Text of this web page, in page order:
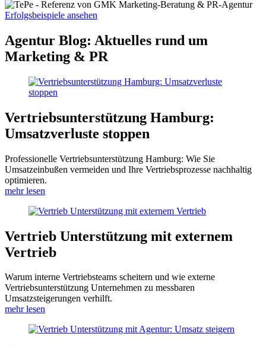
Erfolgsbeispiele ansehen
Agentur Blog: Aktuelles rund um
Marketing & PR
Vertriebsunterstützung Hamburg:
Umsatzverluste stoppen
Professionelle Vertriebsunterstützung Hamburg: Wie Sie
Umsatzeinbußen vermeiden und Ihre Vertriebsprozesse nachhaltig
optimieren.
mehr lesen
Vertrieb Unterstützung mit externem
Vertrieb
Warum interne Vertriebsteams scheitern und wie externe
Vertriebsunterstützung Unternehmen zu messbaren
Umsatzsteigerungen verhilft.
mehr lesen